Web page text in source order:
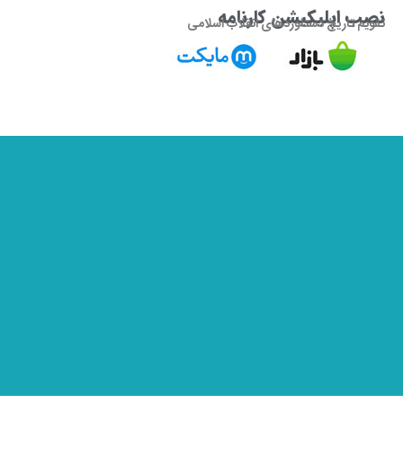
نصب اپلیکیشن کارنامه
تقویم تاریخ دستاوردهای انقلاب اسلامی